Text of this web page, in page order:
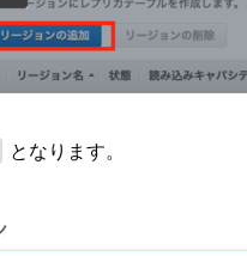
となります。